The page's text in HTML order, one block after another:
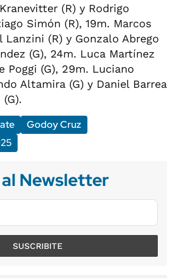
(R) y Rodrigo
Simón (R), 19m. Marcos
Lanzini (R) y Gonzalo Abrego
(G), 24m. Luca Martínez
Poggi (G), 29m. Luciano
Altamira (G) y Daniel Barrea
Godoy Cruz
Newsletter
SUSCRIBITE